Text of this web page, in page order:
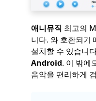
애니뮤직 최고의
니다. 와 호환되기
설치할 수 있습니
Android. 이 밖에
음악을 편리하게